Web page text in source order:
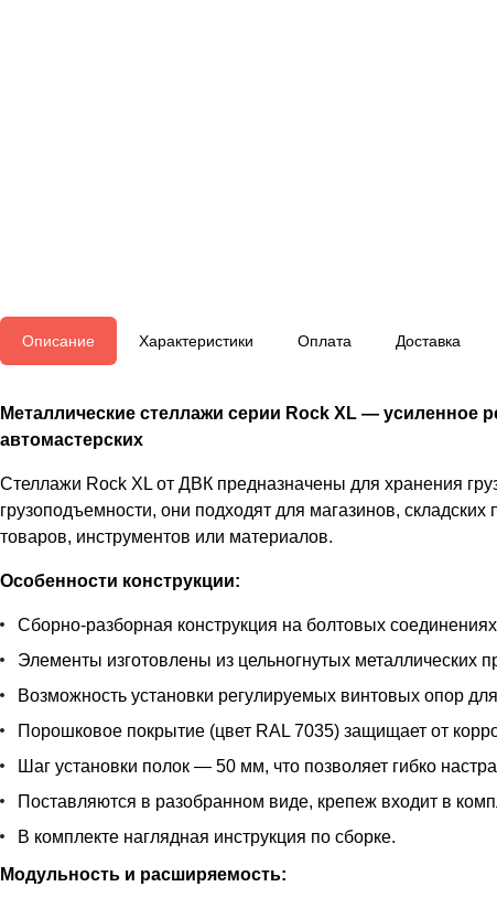
Описание Характеристики Оплата Доставка
Металлические стеллажи серии Rock XL — усиленное
автомастерских
Стеллажи Rock XL от ДВК предназначены для хранения
грузоподъемности, они подходят для магазинов,
товаров, инструментов или материалов.
Особенности конструкции:
Сборно-разборная конструкция на болтовых
Элементы изготовлены из цельногнутых металлических
Возможность установки регулируемых винтовых опор
Порошковое покрытие (цвет RAL 7035) защищает от
Шаг установки полок — 50 мм, что позволяет гибко
Поставляются в разобранном виде, крепеж входит в
В комплекте наглядная инструкция по сборке.
Модульность и расширяемость: